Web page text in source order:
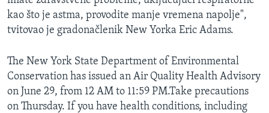
kao što je astma, provodite manje vremena napolje",
tvitovao je gradonačlenik New Yorka Eric Adams.
The New York State Department of Environmental
Conservation has issued an Air Quality Health Advisory
on June 29, from 12 AM to 11:59 PM.Take precautions
on Thursday. If you have health conditions, including